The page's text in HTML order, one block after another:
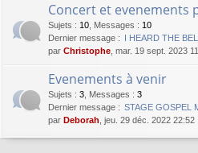
Concert et evenements
Sujets : 10 Messages : 10
Dernier message :
I HEARD THE BELL
par Christophe , mar. 19 sept. 2023
Evenements à venir
Sujets : 3 Messages : 3
Dernier message : STAGE GOSPEL
par Deborah , jeu. 29 déc. 2022 22:52